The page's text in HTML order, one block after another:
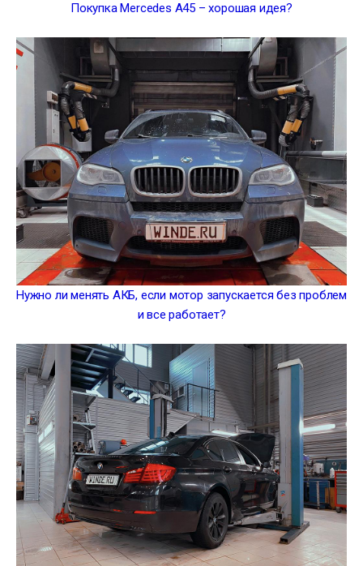
Покупка Mercedes A45 – хорошая идея?
Нужно ли менять АКБ, если мотор запускается без проблем
и все работает?